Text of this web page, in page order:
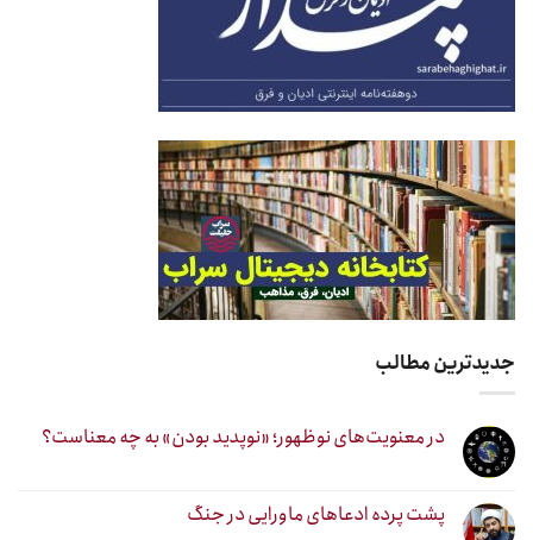
جدیدترین مطالب
در معنویت‌های نوظهور؛ «نوپدید بودن» به چه معناست؟
پشت پرده ادعاهای ماورایی در جنگ